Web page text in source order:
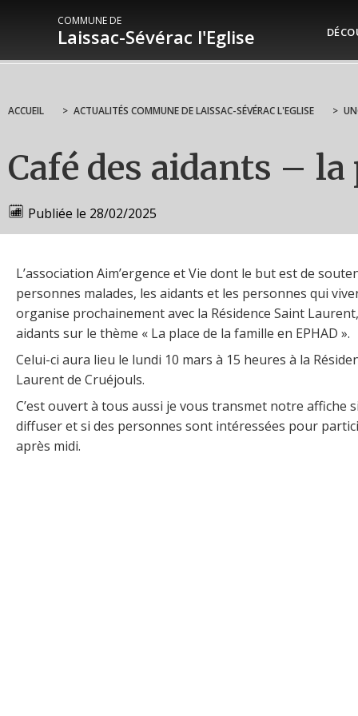
COMMUNE DE
Laissac-Sévérac l'Eglise
ACCUEIL > ACTUALITÉS COMMUNE DE LAISSAC-SÉVÉRAC L'EGLISE >
Café des aidants –
Publiée le 28/02/2025
L’association Aim’ergence et Vie dont le but est de
personnes malades, les aidants et les personnes qui
organise prochainement avec la Résidence Saint
aidants sur le thème « La place de la famille en EPHAD ».
Celui-ci aura lieu le lundi 10 mars à 15 heures à la
Laurent de Cruéjouls.
C’est ouvert à tous aussi je vous transmet notre affiche
diffuser et si des personnes sont intéressées pour
après midi.